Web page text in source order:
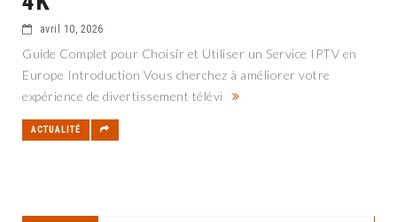
avril 10, 2026
Guide Complet pour Choisir et Utiliser un Service IPTV en
Europe Introduction Vous cherchez à améliorer votre
expérience de divertissement télévi
ACTUALITÉ